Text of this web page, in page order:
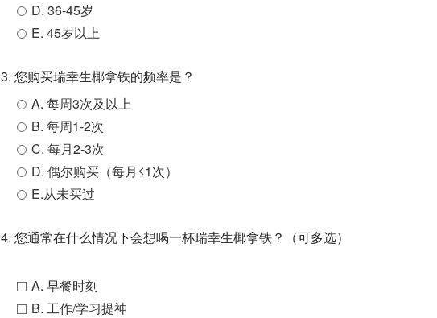
D. 36-45岁
E. 45岁以上
3. 您购买瑞幸生椰拿铁的频率是？
A. 每周3次及以上
B. 每周1-2次
C. 每月2-3次
D. 偶尔购买（每月≤1次）
E.从未买过
4. 您通常在什么情况下会想喝一杯瑞幸生椰拿铁？（可多选）
A. 早餐时刻
B. 工作/学习提神